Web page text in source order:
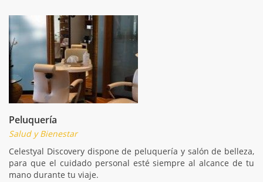
Peluquería
Salud y Bienestar
Celestyal Discovery dispone de peluquería y salón de belleza,
para que el cuidado personal esté siempre al alcance de tu
mano durante tu viaje.